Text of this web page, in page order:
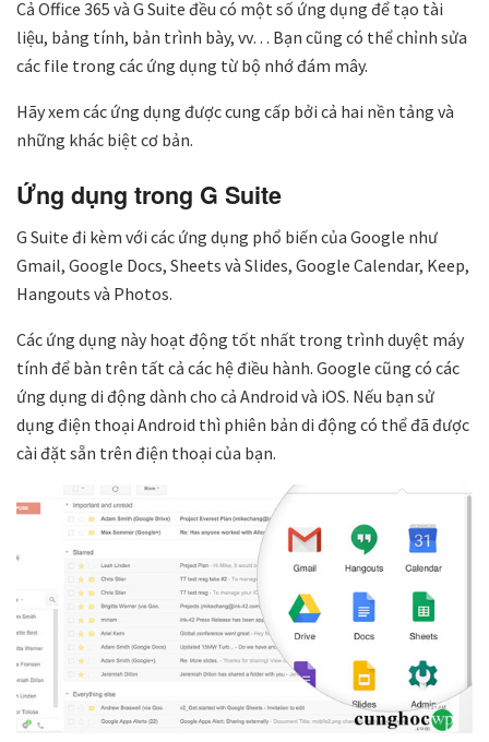
Cả Office 365 và G Suite đều có một số ứng dụng để tạo tài
liệu, bảng tính, bản trình bày, vv… Bạn cũng có thể chỉnh sửa
các file trong các ứng dụng từ bộ nhớ đám mây.
Hãy xem các ứng dụng được cung cấp bởi cả hai nền tảng và
những khác biệt cơ bản.
Ứng dụng trong G Suite
G Suite đi kèm với các ứng dụng phổ biến của Google như
Gmail, Google Docs, Sheets và Slides, Google Calendar, Keep,
Hangouts và Photos.
Các ứng dụng này hoạt động tốt nhất trong trình duyệt máy
tính để bàn trên tất cả các hệ điều hành. Google cũng có các
ứng dụng di động dành cho cả Android và iOS. Nếu bạn sử
dụng điện thoại Android thì phiên bản di động có thể đã được
cài đặt sẵn trên điện thoại của bạn.